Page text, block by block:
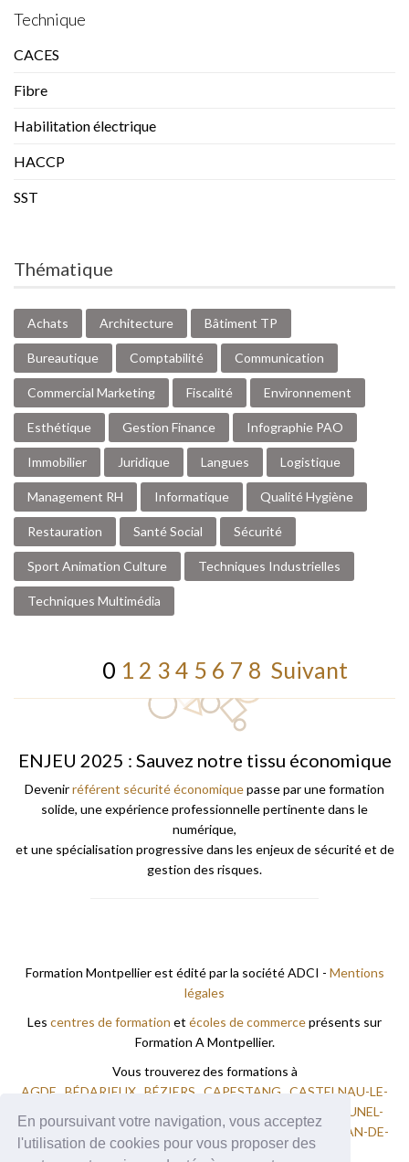
En poursuivant votre navigation, vous acceptez
l'utilisation de cookies pour vous proposer des
Technique
CACES
Fibre
Habilitation électrique
HACCP
SST
Thématique
Achats Architecture Bâtiment TP
Bureautique Comptabilité Communication
Commercial Marketing Fiscalité Environnement
Esthétique Gestion Finance Infographie PAO
Immobilier Juridique Langues Logistique
Management RH Informatique Qualité Hygiène
Restauration Santé Social Sécurité
Sport Animation Culture Techniques Industrielles
Techniques Multimédia
0 1 2 3 4 5 6 7 8 Suivant
ENJEU 2025 : Sauvez notre tissu économique
Devenirréférent sécurité économiquepasse par une formation
solide, une expérience professionnelle pertinente dans le
numérique,
et une spécialisation progressive dans les enjeux de sécurité et de
gestion des risques.
Formation Montpellier est édité par la société ADCI - Mentions
légales
Les centres de formation et écoles de commerceprésents sur
Formation A Montpellier.
Vous trouverez des formations à
AGDE BÉDARIEUX BÉZIERS CAPESTANG CASTELNAU-LE-
LUNEL-
VIEL MAUGUIO MONTPELLIER PÉZENAS SAINT-JEAN-DE-
VEDAS SAINT-PONS-DE-THOMIÈRES VENDRES